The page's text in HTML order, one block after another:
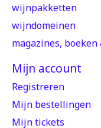
wijnpakketten
wijndomeinen
magazines, boeken
Mijn account
Registreren
Mijn bestellingen
Mijn tickets